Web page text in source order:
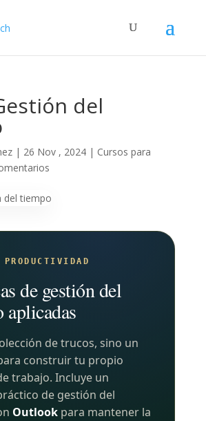
del
| 26 Nov , 2024| Cursos para
de gestión del
aplicadas
de trucos, sino un
construir tu propio
trabajo. Incluye un
de gestión del
Outlookpara mantener la